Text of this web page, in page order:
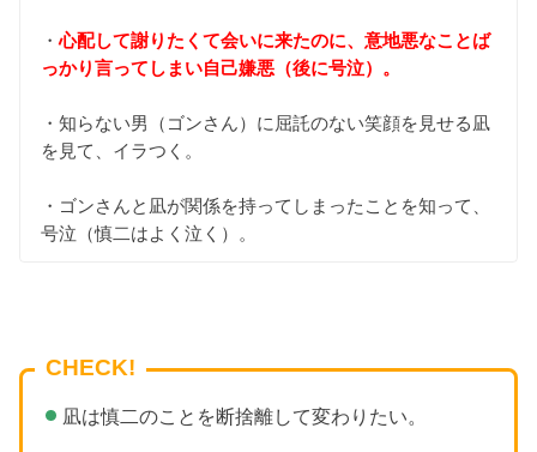
・心配して謝りたくて会いに来たのに、意地悪なことば
っかり言ってしまい自己嫌悪（後に号泣）。
・知らない男（ゴンさん）に屈託のない笑顔を見せる凪
を見て、イラつく。
・ゴンさんと凪が関係を持ってしまったことを知って、
号泣（慎二はよく泣く）。
CHECK!
凪は慎二のことを断捨離して変わりたい。